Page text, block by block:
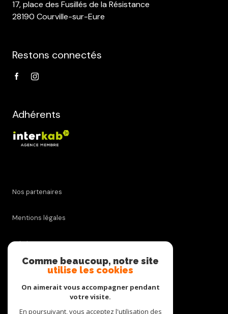
17, place des Fusillés de la Résistance
28190 Courville-sur-Eure
Restons connectés
Adhérents
Nos partenaires
Mentions légales
Admin
Nos honoraires
Comme beaucoup, notre site
utilise les cookies
On aimerait vous accompagner pendant
votre visite.
En poursuivant, vous acceptez l'utilisation des